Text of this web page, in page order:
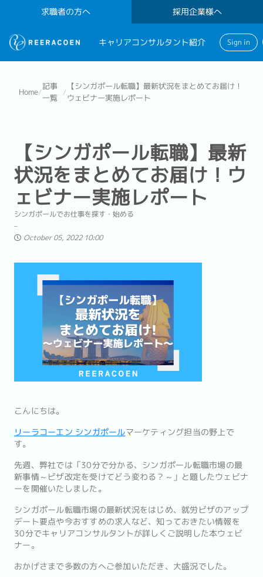
求職者の方へ 採用企業様へ
キャリアコンサルタント紹介 Sign in
Home/
記事
一覧
/
【シンガポール転職】最新状況をまとめてお届け！
ウェビナー実施レポート
【シンガポール転職】最新
状況をまとめてお届け！ウ
ェビナー実施レポート
シンガポールでお仕事を探す・始める
October 05, 2022 10:00
こんにちは。
リーラコーエン シンガポールマーケティング担当の野上で
す。
先週、弊社では「30分で分かる、シンガポール転職市場の最
新事情～ビザ改定を受けてどう変わる？～」と題したウェビナ
ーを開催いたしました。
シンガポール転職市場の最新状況をはじめ、就労ビザのアップ
デート要点や今おすすめの求人など、知っておきたい情報を
30分でキャリアコンサルタントが詳しくご説明した本ウェビ
ナー。
おかげさまで多数の方へご参加いただき、大盛況でした。